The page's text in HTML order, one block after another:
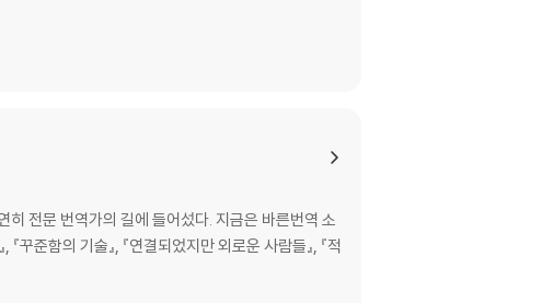
전문 번역가의 길에 들어섰다. 지금은 바른번역 소
꾸준함의 기술』, 『연결되었지만 외로운 사람들』, 『적